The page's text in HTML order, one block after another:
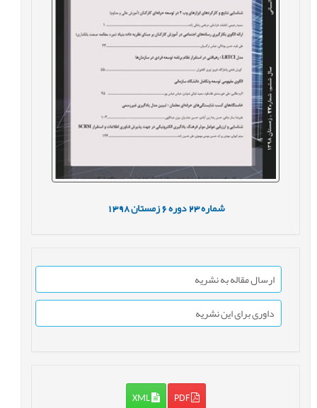
شماره23 دوره6 زمستان1398
ارسال مقاله به نشریه
داوری برای این نشریه
PDF
XML